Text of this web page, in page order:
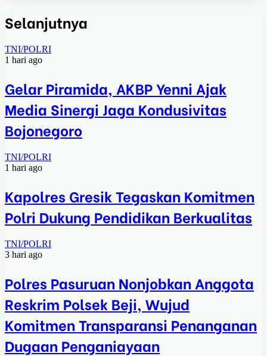
Selanjutnya
TNI/POLRI
1 hari ago
Gelar Piramida, AKBP Yenni Ajak
Media Sinergi Jaga Kondusivitas
Bojonegoro
TNI/POLRI
1 hari ago
Kapolres Gresik Tegaskan Komitmen
Polri Dukung Pendidikan Berkualitas
TNI/POLRI
3 hari ago
Polres Pasuruan Nonjobkan Anggota
Reskrim Polsek Beji, Wujud
Komitmen Transparansi Penanganan
Dugaan Penganiayaan